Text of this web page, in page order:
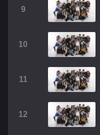
9
10
11
12